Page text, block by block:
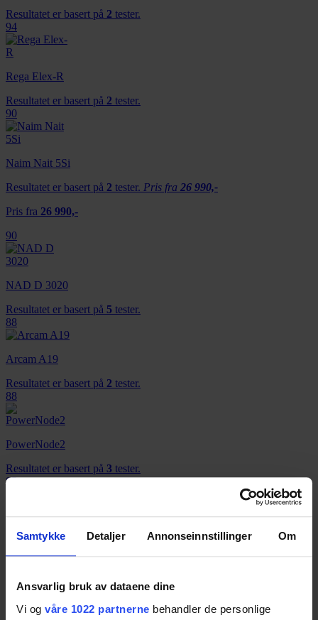
Samtykke Detaljer Annonseinnstillinger Om
Ansvarlig bruk av dataene dine
Vi og våre 1022 partnerne behandler de personlige
Resultatet er basert på 2 tester.
94
Rega Elex-R
Resultatet er basert på 2 tester.
90
Naim Nait 5Si
Resultatet er basert på 2 tester. Pris fra 26 990,-
Pris fra 26 990,-
90
NAD D 3020
Resultatet er basert på 5 tester.
88
Arcam A19
Resultatet er basert på 2 tester.
88
PowerNode2
Resultatet er basert på 3 tester.
85
Cambridge Azur 851A
Resultatet er basert på
Onkyo TX-8150